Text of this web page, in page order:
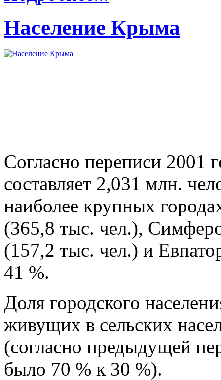
Население Крыма
Согласно переписи 2001
составляет 2,031 млн.
наиболее крупных
(365,8 тыс. чел.),
(157,2 тыс. чел.) и
41 %.
Доля городского
живущих в сельских
(согласно предыдущей
было 70 % к 30 %).